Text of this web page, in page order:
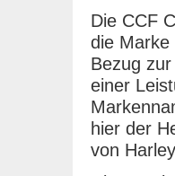
Die CCF
die Marke
Bezug
einer
hier der
von